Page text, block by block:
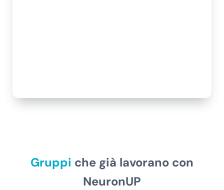
Gruppi che già lavorano con
NeuronUP